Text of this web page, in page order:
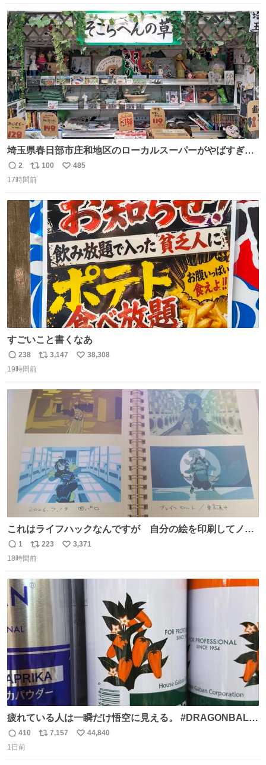
ト
数
数
埼玉県春日部市庄和地区のローカルスーパーがやばすぎ
る。どこまで売り物でどこから私物か不明なごちゃごちゃ
の店内には埼玉自虐習字がずらり。日替わり謎汁の試食や
どわあ～な謎パンなどなんでもあり。クレヨンしんちゃん
を生んだ町、強すぎる。
返
信
2
リ
ポ
ト
数
100
い
数
485
17時間前
すごいこと書くなあ
返
信
238
リ
ト
数
3,147
い
数
38,308
19時間前
これはライフハックなんですが 自分の絵を印刷してノー
トに貼って日付とキャプションを一言添えると 結構健康に
いいです。
返
信
1
リ
ポ
ト
数
223
い
3,371
18時間前
疲れている人は一瞬だけ悟空に見える。 #DRAGONBALL
#ドラゴンボール
返
信
410
リ
7,157
い
44,840
1日前